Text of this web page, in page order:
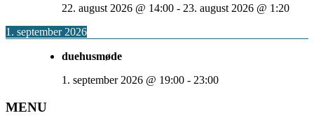
22. august 2026 @ 14:00 - 23. august 2026 @ 1:20
1. september 2026
duehusmøde
1. september 2026 @ 19:00 - 23:00
MENU